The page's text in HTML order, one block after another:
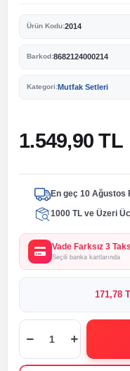
Ürün Kodu:2014
Barkod:8682124000214
Kategori:Mutfak Setleri
1.549,90 TL
En geç 10 Ağustos
1000 TL ve Üzeri
Vade Farksız 3
Seçili banka kartlarında
171,78